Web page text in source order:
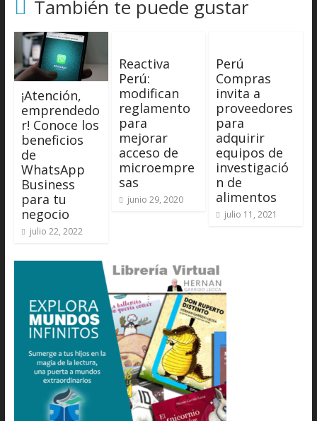
También te puede gustar
¡Atención,
emprendedo
r! Conoce los
beneficios
de
WhatsApp
Business
para tu
negocio
julio 22, 2022
Reactiva
Perú:
modifican
reglamento
para
mejorar
acceso de
microempre
sas
junio 29, 2020
Perú
Compras
invita a
proveedores
para
adquirir
equipos de
investigació
n de
alimentos
julio 11, 2021